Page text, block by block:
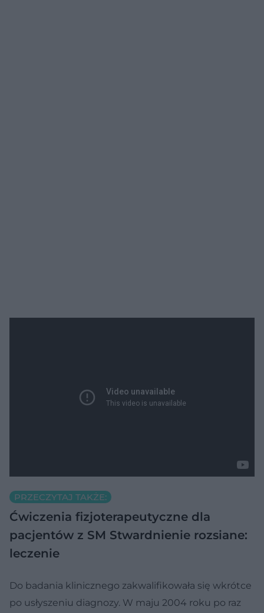
PRZECZYTAJ TAKŻE:
Ćwiczenia fizjoterapeutyczne dla
pacjentów z SM Stwardnienie rozsiane:
leczenie
Do badania klinicznego zakwalifikowała się wkrótce
po usłyszeniu diagnozy. W maju 2004 roku po raz